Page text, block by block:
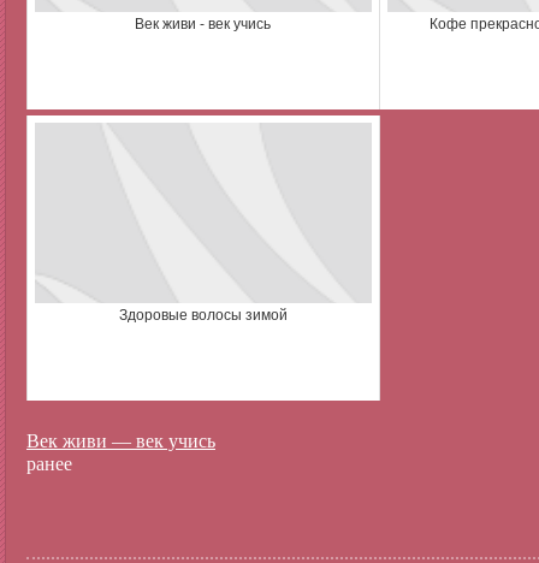
Век живи - век учись Кофе
Здоровые волосы зимой
Век живи — век учись
ранее